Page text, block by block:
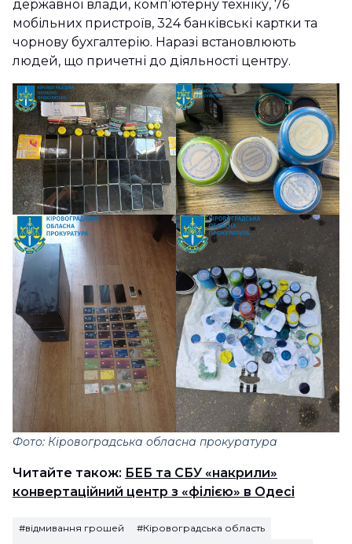
державної влади, комп’ютерну техніку, 76
мобільних пристроїв, 324 банківські картки та
чорнову бухгалтерію. Наразі встановлюють
людей, що причетні до діяльності центру.
Фото: Кіровоградська обласна прокуратура
Читайте також: БЕБ та СБУ «накрили»
конвертаційний центр з «філією» в Одесі
#відмивання грошей #Кіровоградська область